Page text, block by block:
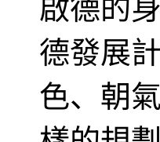
德發展
色、朝